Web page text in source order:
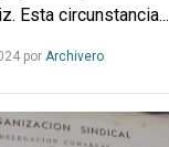
Esta circunstancia...
por ArchiveroLeer